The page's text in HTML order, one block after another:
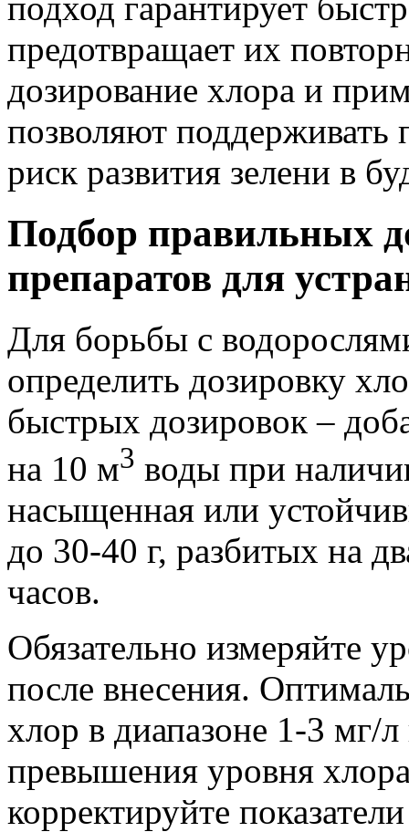
предотвращает их
дозирование хлора и
позволяют поддерживать
риск развития зелени в
Подбор правильных
препаратов для
Для борьбы с
определить дозировку
быстрых дозировок –
на 10 м3 воды при
насыщенная или
до 30-40 г, разбитых на
часов.
Обязательно измеряйте
после внесения.
хлор в диапазоне 1-3 мг/
превышения уровня
корректируйте